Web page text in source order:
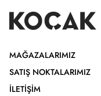
MAĞAZALARIMIZ
SATIŞ NOKTALARIMIZ
İLETIŞIM